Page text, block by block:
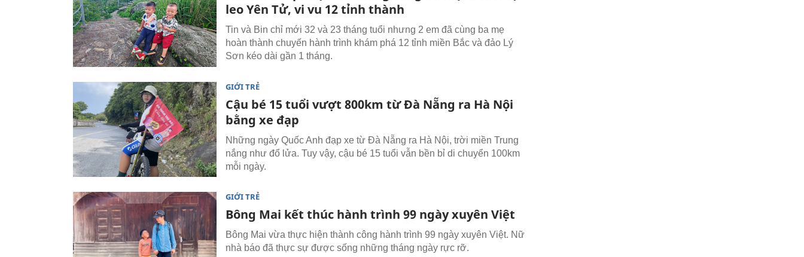
leo Yên Tử, vi vu 12 tỉnh thành
Tin và Bin chỉ mới 32 và 23 tháng tuổi nhưng 2 em đã cùng ba mẹ
hoàn thành chuyến hành trình khám phá 12 tỉnh miền Bắc và đảo Lý
Sơn kéo dài gần 1 tháng.
GIỚI TRẺ
Cậu bé 15 tuổi vượt 800km từ Đà Nẵng ra Hà Nội
bằng xe đạp
Những ngày Quốc Anh đạp xe từ Đà Nẵng ra Hà Nội, trời miền Trung
nắng như đổ lửa. Tuy vậy, cậu bé 15 tuổi vẫn bền bỉ di chuyển 100km
mỗi ngày.
GIỚI TRẺ
Bông Mai kết thúc hành trình 99 ngày xuyên Việt
Bông Mai vừa thực hiện thành công hành trình 99 ngày xuyên Việt. Nữ
nhà báo đã thực sự được sống những tháng ngày rực rỡ.